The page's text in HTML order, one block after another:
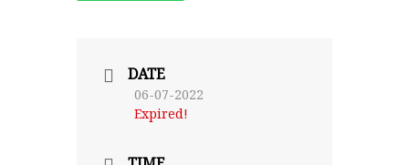
DATE
06-07-2022
Expired!